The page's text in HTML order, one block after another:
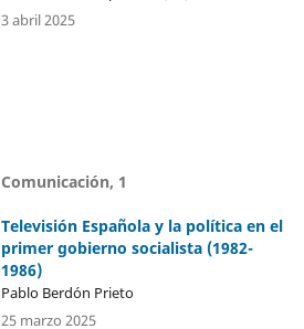
3 abril 2025
Comunicación, 1
Televisión Española y la política en el
primer gobierno socialista (1982-
1986)
Pablo Berdón Prieto
25 marzo 2025